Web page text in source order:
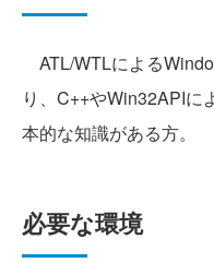
ATL/WTLによる
り、C++やWin32APIに
本的な知識がある方。
必要な環境